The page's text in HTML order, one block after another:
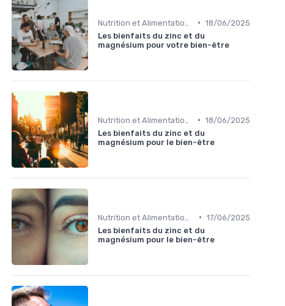
• 18/06/2025
Les bienfaits du zinc et du
magnésium pour votre bien-être
• 18/06/2025
Les bienfaits du zinc et du
magnésium pour le bien-être
• 17/06/2025
Les bienfaits du zinc et du
magnésium pour le bien-être